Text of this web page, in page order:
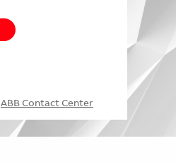
ABB Contact Center